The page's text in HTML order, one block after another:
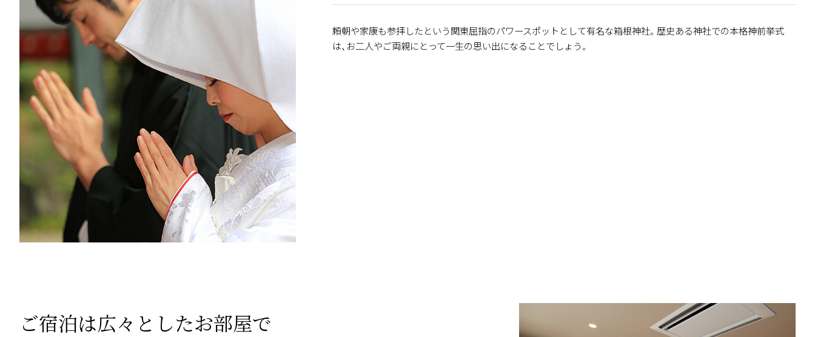
頼朝や家康も参拝したという関東屈指のパワースポットとして有名な箱根神社。歴史ある神社での本格神前挙式
は、お二人やご両親にとって一生の思い出になることでしょう。
ご宿泊は広々としたお部屋で